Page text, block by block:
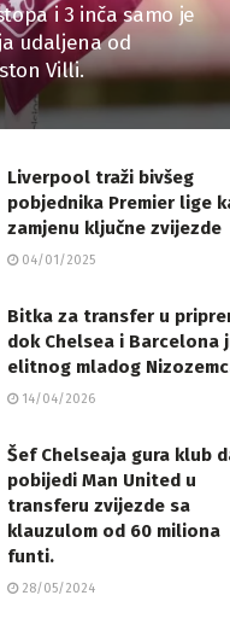
i 3 inča samo je
udaljena od
Villi.
Liverpool traži bivšeg
pobjednika Premier lige
zamjenu ključne zvijezde
04/01/2025
Bitka za transfer u
dok Chelsea i Barcelona
elitnog mladog
14/04/2026
Šef Chelseaja gura klub
pobijedi Man United u
transferu zvijezde sa
klauzulom od 60 miliona
funti.
28/05/2024